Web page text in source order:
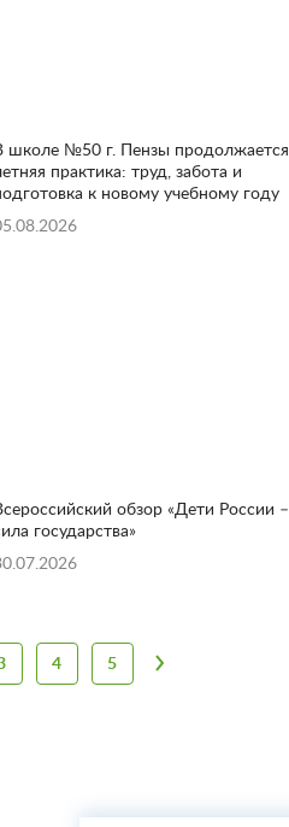
школе №50 г. Пензы продолжается
практика: труд, забота и
к новому учебному году
обзор «Дети России –
государства»
4 5